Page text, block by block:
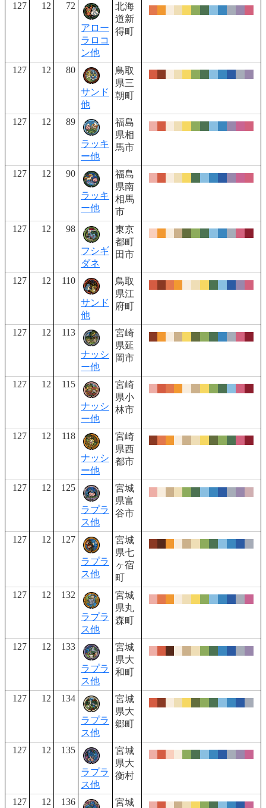
127 12 72
アロー
ラロコ
ン他
北海
道新
得町
127 12 80
サンド
他
鳥取
県三
朝町
127 12 89
ラッキ
ー他
福島
県相
馬市
127 12 90
ラッキ
ー他
福島
県南
相馬
市
127
12 98
フシギ
ダネ
東京
都町
田市
127 12 110
サンド
他
鳥取
県江
府町
127 12 113
ナッシ
ー他
宮崎
県延
岡市
127 12 115
ナッシ
ー他
宮崎
県小
林市
127 12 118
ナッシ
ー他
宮崎
県西
都市
127 12 125
ラプラ
ス他
宮城
県富
谷市
127 12 127
ラプラ
ス他
宮城
県七
ヶ宿
町
127
12 132
ラプラ
ス他
宮城
県丸
森町
127 12 133
ラプラ
ス他
宮城
県大
和町
127 12 134
ラプラ
ス他
宮城
県大
郷町
127 12 135
ラプラ
ス他
宮城
県大
衡村
127 12 136
宮城